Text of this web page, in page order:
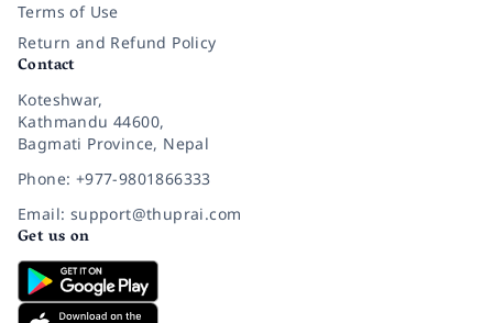
Terms of Use
Return and Refund Policy
Contact
Koteshwar,
Kathmandu 44600,
Bagmati Province, Nepal
Phone: +977-9801866333
Email: support@thuprai.com
Get us on